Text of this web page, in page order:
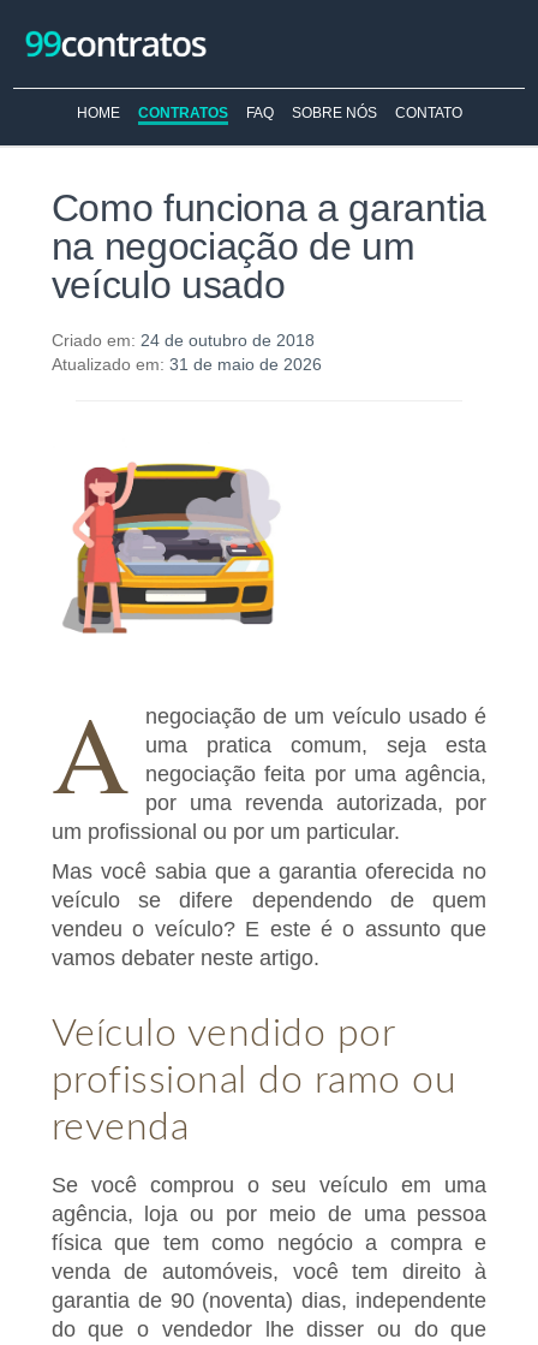
HOME CONTRATOS FAQ SOBRE NÓS CONTATO
Como funciona a garantia
na negociação de um
veículo usado
Criado em: 24 de outubro de 2018
Atualizado em: 31 de maio de 2026
A
negociação de um veículo usado é
uma pratica comum, seja esta
negociação feita por uma agência,
por uma revenda autorizada, por
um profissional ou por um particular.
Mas você sabia que a garantia oferecida no
veículo se difere dependendo de quem
vendeu o veículo? E este é o assunto que
vamos debater neste artigo.
Veículo vendido por
profissional do ramo ou
revenda
Se você comprou o seu veículo em uma
agência, loja ou por meio de uma pessoa
física que tem como negócio a compra e
venda de automóveis, você tem direito à
garantia de 90 (noventa) dias, independente
do que o vendedor lhe disser ou do que